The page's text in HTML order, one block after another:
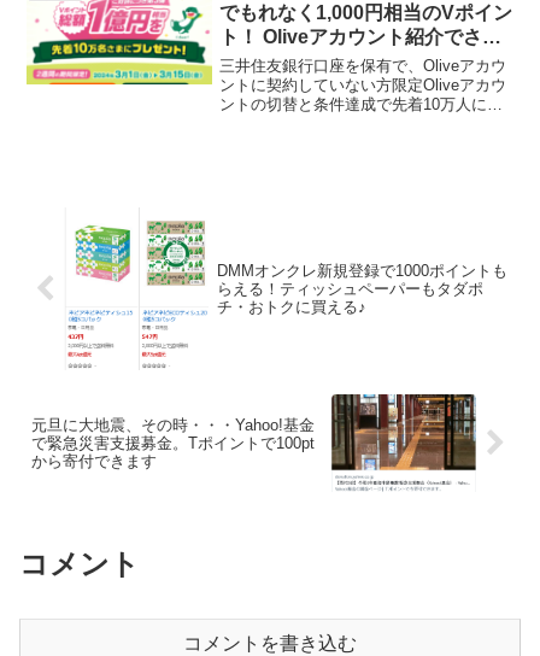
でもれなく1,000円相当のVポイン
ト！ Oliveアカウント紹介でさら
に1000ポイント！ECナビ経由で
5000円もらえる！Vポイント貯め
てWAONPOINTに交換でウエル活
三井住友銀行口座を保有で、Oliveアカウ
ントに契約していない方限定Oliveアカウ
ントの切替と条件達成で先着10万人にV
DMMオンクレ新規登録で1000ポイントも
らえる！ティッシュペーパーもタダポ
チ・おトクに買える♪
元旦に大地震、その時・・・Yahoo!基金
で緊急災害支援募金。Tポイントで100pt
から寄付できます
コメント
コメントを書き込む